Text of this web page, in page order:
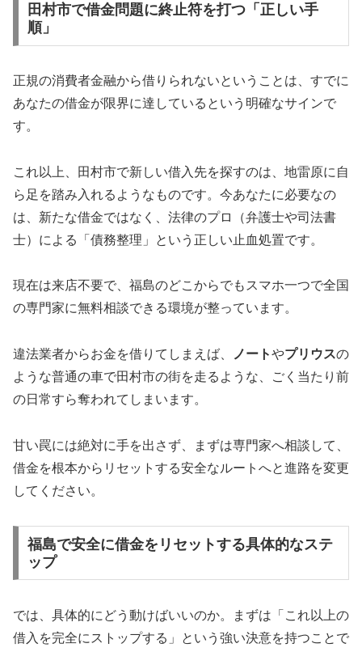
田村市で借金問題に終止符を打つ「正しい手
順」
正規の消費者金融から借りられないということは、すでに
あなたの借金が限界に達しているという明確なサインで
す。
これ以上、田村市で新しい借入先を探すのは、地雷原に自
ら足を踏み入れるようなものです。今あなたに必要なの
は、新たな借金ではなく、法律のプロ（弁護士や司法書
士）による「債務整理」という正しい止血処置です。
現在は来店不要で、福島のどこからでもスマホ一つで全国
の専門家に無料相談できる環境が整っています。
違法業者からお金を借りてしまえば、 ノートやプリウスの
ような普通の車で田村市の街を走るような、ごく当たり前
の日常すら奪われてしまいます。
甘い罠には絶対に手を出さず、まずは専門家へ相談して、
借金を根本からリセットする安全なルートへと進路を変更
してください。
福島で安全に借金をリセットする具体的なステ
ップ
では、具体的にどう動けばいいのか。まずは「これ以上の
借入を完全にストップする」という強い決意を持つことで